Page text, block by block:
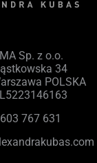
Sp. z o.o.
34
POLSKA
767 631